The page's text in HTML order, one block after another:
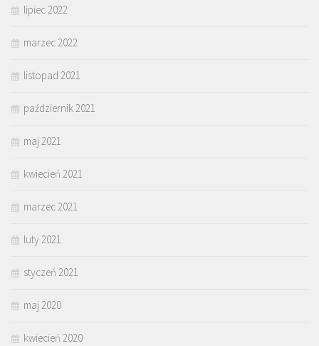
lipiec 2022
marzec 2022
listopad 2021
październik 2021
maj 2021
kwiecień 2021
marzec 2021
luty 2021
styczeń 2021
maj 2020
kwiecień 2020